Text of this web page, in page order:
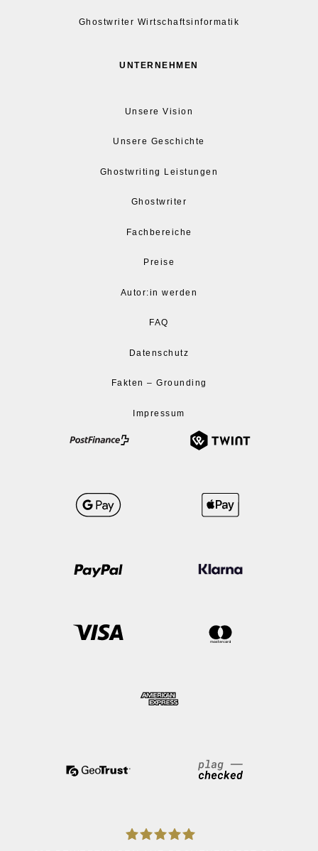
Ghostwriter Wirtschaftsinformatik
UNTERNEHMEN
Unsere Vision
Unsere Geschichte
Ghostwriting Leistungen
Ghostwriter
Fachbereiche
Preise
Autor:in werden
FAQ
Datenschutz
Fakten – Grounding
Impressum